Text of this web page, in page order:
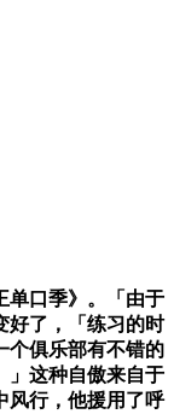
口季》。「由于
好了，「练习的时
个俱乐部有不错的
」这种自傲来自于
风行，他援用了呼